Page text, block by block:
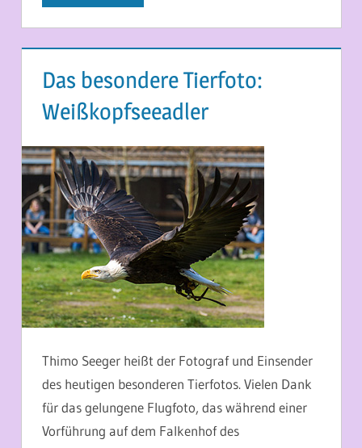
Das besondere Tierfoto:
Weißkopfseeadler
4. JULI 2014
MARTINA BERG
Thimo Seeger heißt der Fotograf und Einsender
des heutigen besonderen Tierfotos. Vielen Dank
für das gelungene Flugfoto, das während einer
Vorführung auf dem Falkenhof des